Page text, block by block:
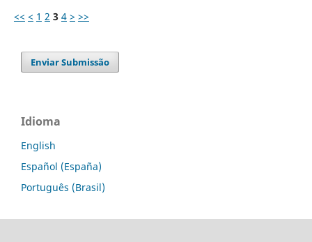
<< < 1 2 3 4 > >>
Enviar Submissão
Idioma
English
Español (España)
Português (Brasil)